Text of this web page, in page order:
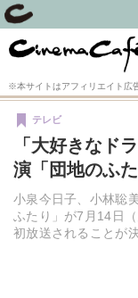
※本サイトはアフィリエイト広
「大好きなド
演「団地のふ
小泉今日子、小林聡
ふたり」が7月14日
初放送されることが
テレビ